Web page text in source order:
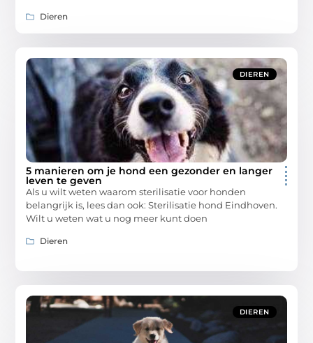
Dieren
DIEREN
5 manieren om je hond een gezonder en langer
leven te geven
Als u wilt weten waarom sterilisatie voor honden
belangrijk is, lees dan ook: Sterilisatie hond Eindhoven.
Wilt u weten wat u nog meer kunt doen
Dieren
DIEREN